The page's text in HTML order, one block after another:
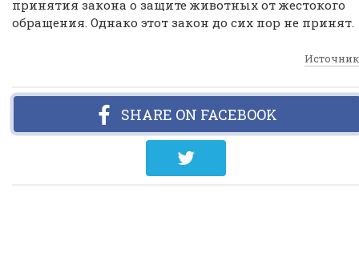
принятия закона о защите животных от жестокого
обращения. Однако этот закон до сих пор не принят.
Источник
SHARE ON FACEBOOK